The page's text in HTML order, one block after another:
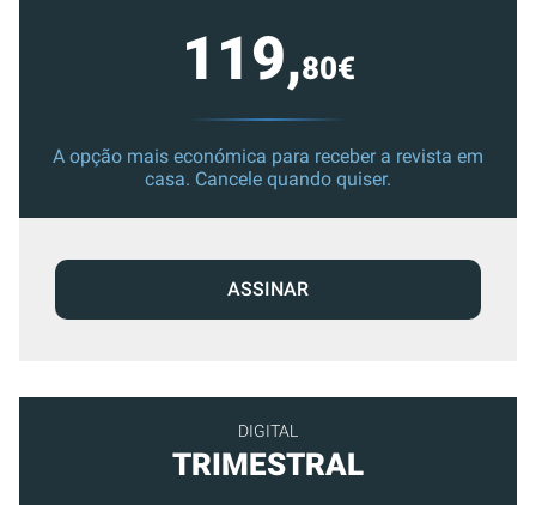
119,80€
A opção mais económica para receber a revista em
casa. Cancele quando quiser.
ASSINAR
DIGITAL
TRIMESTRAL